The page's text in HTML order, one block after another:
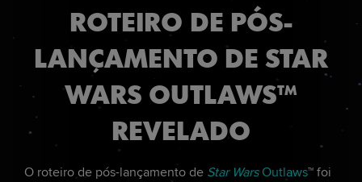
ROTEIRO DE PÓS-
LANÇAMENTO DE STAR
WARS OUTLAWS™
REVELADO
O roteiro de pós-lançamento de Star WarsOutlaws™ foi